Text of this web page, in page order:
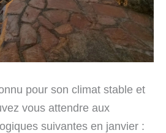
pour son climat stable et
vous attendre aux
suivantes en janvier :